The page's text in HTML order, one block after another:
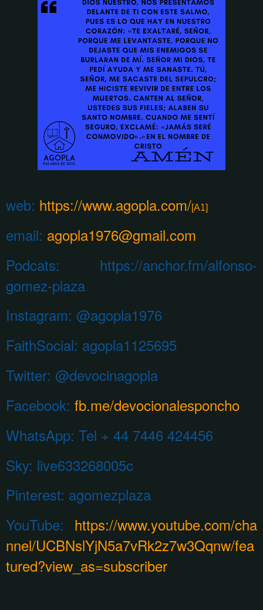
web: https://www.agopla.com/[A1]
email: agopla1976@gmail.com
Podcats: https://anchor.fm/alfonso-
gomez-plaza
Instagram: @agopla1976
FaithSocial: agopla1125695
Twitter: @devocinagopla
Facebook: fb.me/devocionalesponcho
WhatsApp: Tel + 44 7446 424456
Sky: live633268005c
Pinterest: agomezplaza
YouTube: https://www.youtube.com/cha
nnel/UCBNslYjN5a7vRk2z7w3Qqnw/fea
tured?view_as=subscriber